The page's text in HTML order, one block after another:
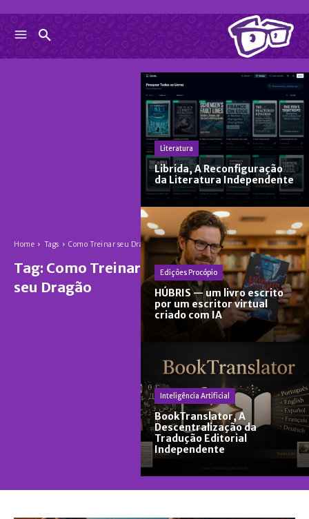
Home Tags Como Treinar seu Dragão
Tag: Como Treinar
seu Dragão
Literatura
Librida, A Reconfiguração
da Literatura Independente
Edições Procópio
HÚBRIS — um livro escrito
por um escritor virtual
criado com IA
Inteligência Artificial
BookTranslator, A
Descentralização da
Tradução Editorial
Independente